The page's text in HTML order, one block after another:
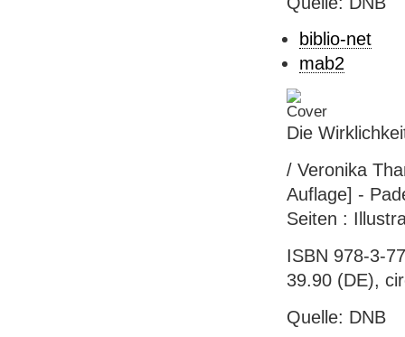
biblio-net
mab2
Die
/ Veronika
Auflage] -
Seiten :
ISBN 978-3-
39.90 (DE),
Quelle: DNB